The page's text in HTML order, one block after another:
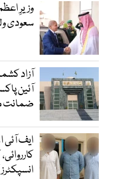
وزیرِ
سعودی
آزاد
آئین
ضمانت
ایف